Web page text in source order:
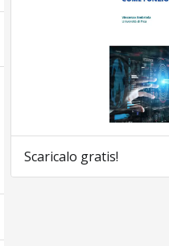
Scaricalo gratis!